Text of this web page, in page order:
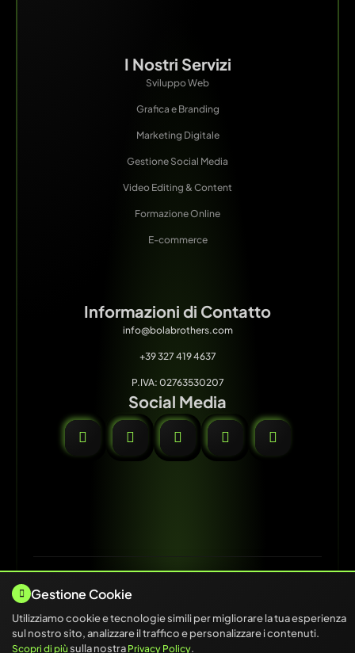
I Nostri Servizi
Sviluppo Web
Grafica e Branding
Marketing Digitale
Gestione Social Media
Video Editing & Content
Formazione Online
E-commerce
Informazioni di Contatto
info@bolabrothers.com
+39 327 419 4637
P.IVA: 02763530207
Social Media
Cookie Policy
Alcune immagini di questo sito sono state generate con l'Intelligenza
Artificiale.
Gestione Cookie
Utilizziamo cookie e tecnologie simili per migliorare la tua esperienza
sul nostro sito, analizzare il traffico e personalizzare i contenuti.
Scopri di più sulla nostra Privacy Policy.